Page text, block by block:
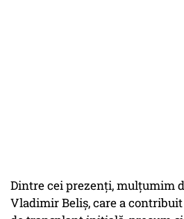
Dintre cei prezenți, mulțumim
Vladimir Beliș, care a